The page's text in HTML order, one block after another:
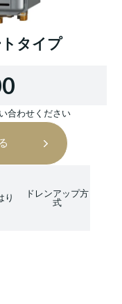
タイプ
合わせください
り
ドレンアップ方
式